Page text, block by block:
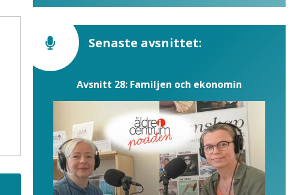
Senaste avsnittet:
Avsnitt 28: Familjen och ekonomin